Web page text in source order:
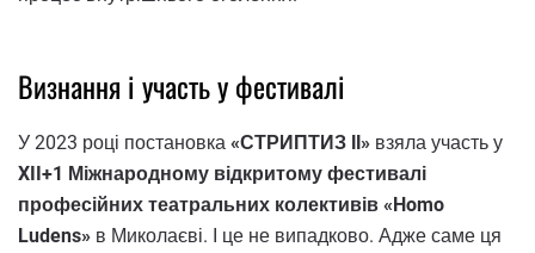
Визнання і участь у фестивалі
У 2023 році постановка «СТРИПТИЗ ІІ» взяла участь у
XII+1 Міжнародному відкритому фестивалі
професійних театральних колективів «Homo
Ludens» в Миколаєві. І це не випадково. Адже саме ця